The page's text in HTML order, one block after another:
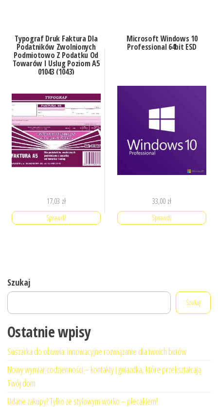
Typograf Druk Faktura Dla
Podatników Zwolnionych
Podmiotowo Z Podatku Od
Towarów I Uslug Poziom A5
01043 (1043)
17,03 zł
Sprawdź
Microsoft Windows 10
Professional 64bit ESD
33,00 zł
Sprawdź
Szukaj
Szukaj
Ostatnie wpisy
Suszarka do obuwia: innowacyjne rozwiązanie dla twoich butów
Nowy wymiar codzienności – kontakty i gniazdka, które przekształcają
Twój dom
Udane zakupy? Tylko ze stylowym worko – plecakiem!